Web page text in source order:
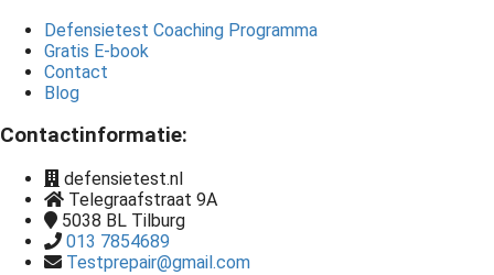
Defensietest Coaching Programma
Gratis E-book
Contact
Blog
Contactinformatie:
defensietest.nl
Telegraafstraat 9A
5038 BL Tilburg
013 7854689
Testprepair@gmail.com